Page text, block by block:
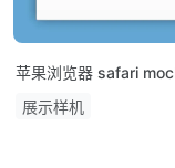
苹果浏览器 safari
示模板
展示样机